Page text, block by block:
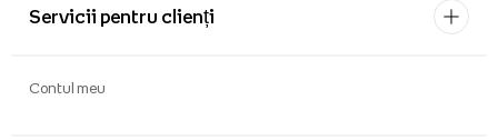
Servicii pentru clienți
Contul meu